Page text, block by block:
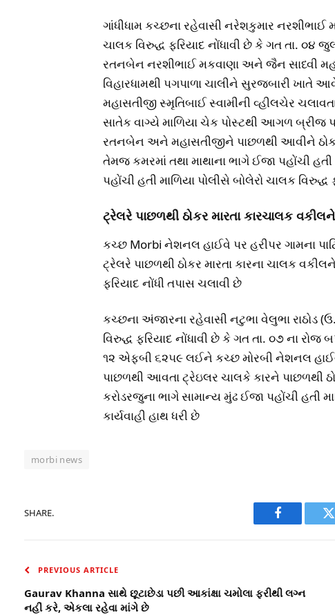
ગાંધીધામ કચ્છના રહેવાસી નરેશકુમાર
ચાલક વિરુદ્ધ ફરિયાદ નોંધાવી છે કે ગત તા. ૦૪
રતનબેન નરશીભાઈ મકવાણા અને જૈન સાધ્વી
વિહારધામથી પગપાળા ચાલીને સુરજબારી ખાતે
મહાસતીજી સ્મૃતિબાઈ સ્વામીની વ્હીલચેર
સાતેક વાગ્યે માળિયા ચેક પોસ્ટથી આગળ બ્રીજ
રતનબેન અને મહાસતીજીને પાછળથી આવીને
તેમજ કમરમાં તથા માથાના ભાગે ઈજા પહોંચી
પહોંચી હતી માળિયા પોલીસે બોલેરો ચાલક
ટ્રેલરે પાછળથી ઠોકર મારતા કારચાલક
કચ્છ Morbi નેશનલ હાઈવે પર હરીપર ગામના
ટ્રેલરે પાછળથી ઠોકર મારતા કારના ચાલક
ફરિયાદ નોંધી તપાસ ચલાવી છે
કચ્છના અંજારના રહેવાસી નટુભા વેલુભા
વિરુદ્ધ ફરિયાદ નોંધાવી છે કે ગત તા. ૦૭ ના રોજ
૧૨ એફબી ૬૨૫૯ લઈને કચ્છ મોરબી નેશનલ હાઈવે
પાછળથી આવતા ટ્રેઇલર ચાલકે કારને પાછળથી
કરોડરજુના ભાગે સામાન્ય મુંઢ ઈજા પહોંચી હતી
કાર્યવાહી હાથ ધરી છે
morbi news
SHARE.
Facebook
PREVIOUS ARTICLE
Gaurav Khanna સાથે છૂટાછેડા પછી આકાંક્ષા ચમોલા ફરીથી લગ્ન
નહીં કરે, એકલા રહેવા માંગે છે